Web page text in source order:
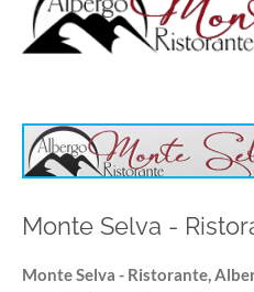
Monte Selva -
Monte Selva - Ristorante,